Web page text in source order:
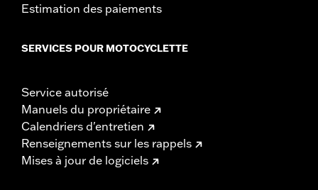
Estimation des paiements
SERVICES POUR MOTOCYCLETTE
Service autorisé
Manuels du propriétaire
Calendriers d'entretien
Renseignements sur les rappels
Mises à jour de logiciels